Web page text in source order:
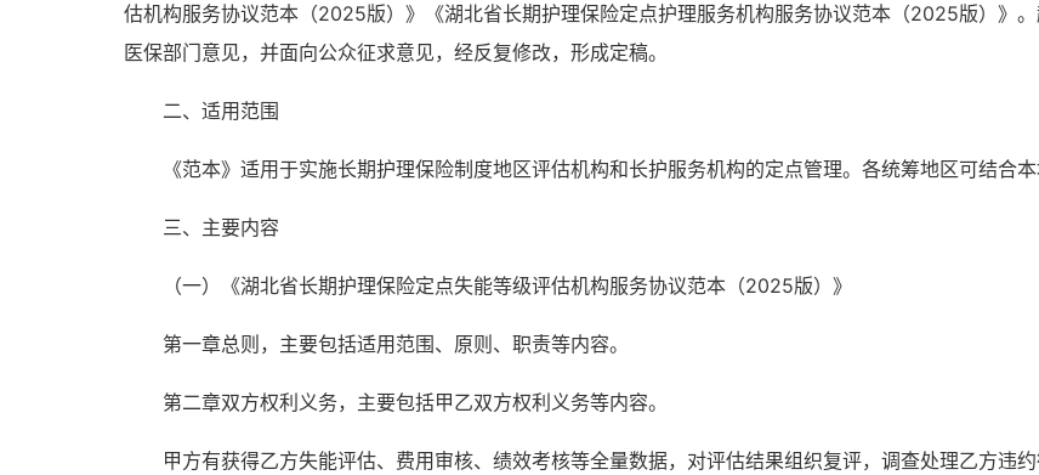
估机构服务协议范本 （2025版） 》《湖北省长期护理保险定点护理服务机构服务协议范本（2025版） 》 。
医保部门意见，并面向公众征求意见，经反复修改，形成定稿。
二、适用范围
《范本》 适用于实施长期护理保险制度地区评估机构和长护服务机构的定点管理。各统筹地区可结合
三、主要内容
（一） 《湖北省长期护理保险定点失能等级评估机构服务协议范本 （2025版） 》
第一章总则，主要包括适用范围、原则、职责等内容。
第二章双方权利义务，主要包括甲乙双方权利义务等内容。
甲方有获得乙方失能评估、费用审核、绩效考核等全量数据，对评估结果组织复评，调查处理乙方违